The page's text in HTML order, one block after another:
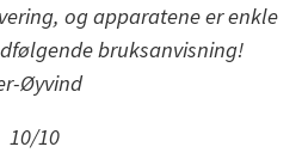
og apparatene er enkle
bruksanvisning!
Øyvind
10/10